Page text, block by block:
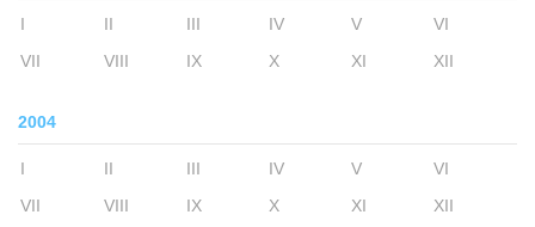
I II III IV V
VI
VII
VIII IX X XI XII
2004
I II III IV V
VI
VII
VIII IX X XI XII